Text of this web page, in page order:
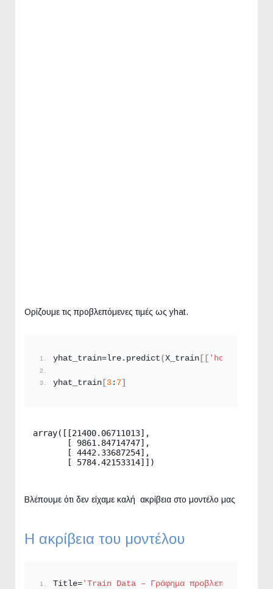
Ορίζουμε τις προβλεπόμενες τιμές ως yhat.
yhat_train=lre. predict (X_train [[ 'horsepower'
yhat_train [3 : 7]
array([[21400.06711013],
       [ 5784.42153314]])
Βλέπουμε ότι δεν είχαμε καλή ακρίβεια στο μοντέλο μας
Η ακρίβεια του μοντέλου
Title= 'Train Data – Γράφημα προβλεπόμενων